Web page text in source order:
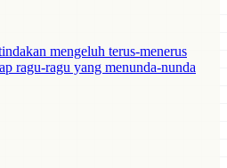
mengeluh terus-menerus
ragu-ragu yang menunda-nunda